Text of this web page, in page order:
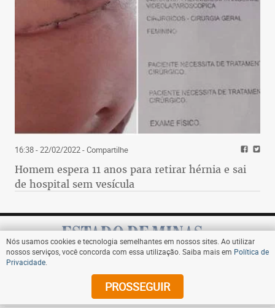
16:38 - 22/02/2022- Compartilhe
Homem espera 11 anos para retirar hérnia e sai
de hospital sem vesícula
Assine
Nós usamos cookies e tecnologia semelhantes em nossos sites. Ao utilizar
nossos serviços, você concorda com essa utilização. Saiba mais em Política de
Privacidade
PROSSEGUIR